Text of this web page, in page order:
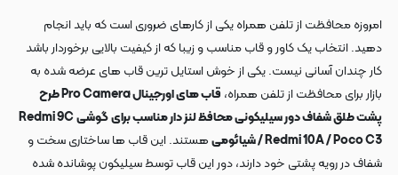
امروزه محافظت از تلفن همراه یکی از کارهای ضروری است که باید انجام
دهید. انتخاب یک کاور و قاب مناسب و زیبا که از کیفیت بالایی برخوردار باشد
کار چندان آسانی نیست. یکی از خوش استایل ترین قاب های عرضه شده به
بازار برای محافظت از تلفن همراه،
قاب های اورجینال Pro Camera طرح
پشت طلق شفاف دور سیلیکونی محافظ لنز دار مناسب برایگوشیRedmi 9C
/ Redmi 10A / Poco C3 شیائومی
هستند. این قاب ها ساختاری سخت و
شفاف در رویه پشتی خود دارند، دور این قاب توسط سیلیکون پوشانده شده